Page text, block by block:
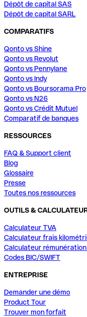
Dépôt de capital SAS
Dépôt de capital SARL
COMPARATIFS
Qonto vs Shine
Qonto vs Revolut
Qonto vs Pennylane
Qonto vs Indy
Qonto vs Boursorama Pro
Qonto vs N26
Qonto vs Crédit Mutuel
Comparatif de banques
RESSOURCES
FAQ & Support client
Blog
Glossaire
Presse
Toutes nos ressources
OUTILS &
Calculateur TVA
Calculateur frais
Calculateur
Codes BIC/SWIFT
ENTREPRISE
Demander une démo
Product Tour
Trouver mon forfait